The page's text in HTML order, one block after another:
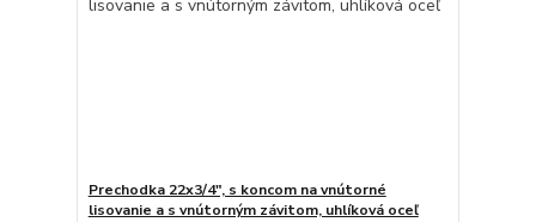
Prechodka 22x3/4", s koncom na vnútorné
lisovanie a s vnútorným závitom, uhlíková oceľ